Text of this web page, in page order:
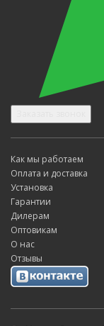
Как мы работаем
Оплата и доставка
Установка
Гарантии
Дилерам
Оптовикам
О нас
Отзывы